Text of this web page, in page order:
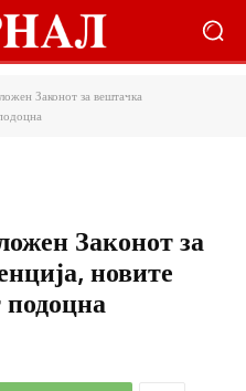
Законот за вештачка
Законот за
новите
подоцна